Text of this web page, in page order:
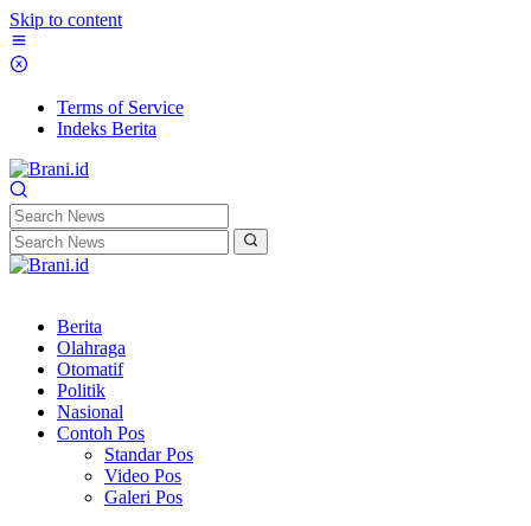
Skip to content
Terms of Service
Indeks Berita
Berita
Olahraga
Otomatif
Politik
Nasional
Contoh Pos
Standar Pos
Video Pos
Galeri Pos